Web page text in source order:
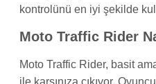
kontrolünü en iyi şekilde
Moto Traffic Rider
Moto Traffic Rider, basit